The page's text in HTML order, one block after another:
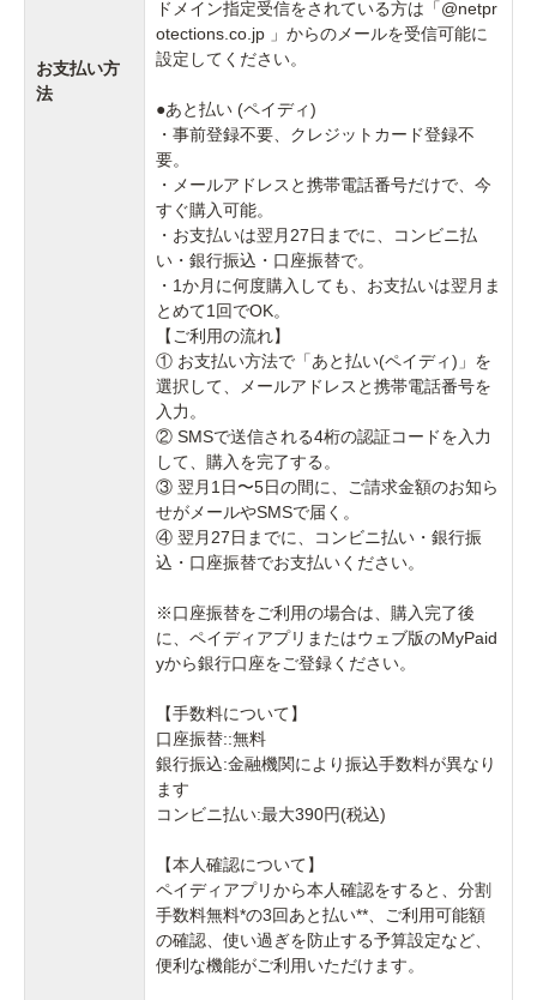
お支払い方
法
ドメイン指定受信をされている方は「@netpr
otections.co.jp 」からのメールを受信可能に
設定してください。
●あと払い (ペイディ)
・事前登録不要、クレジットカード登録不
要。
・メールアドレスと携帯電話番号だけで、今
すぐ購入可能。
・お支払いは翌月27日までに、コンビニ払
い・銀行振込・口座振替で。
・1か月に何度購入しても、お支払いは翌月ま
とめて1回でOK。
【ご利用の流れ】
① お支払い方法で「あと払い(ペイディ)」を
選択して、メールアドレスと携帯電話番号を
入力。
② SMSで送信される4桁の認証コードを入力
して、購入を完了する。
③ 翌月1日〜5日の間に、ご請求金額のお知ら
せがメールやSMSで届く。
④ 翌月27日までに、コンビニ払い・銀行振
込・口座振替でお支払いください。
※口座振替をご利用の場合は、購入完了後
に、ペイディアプリまたはウェブ版のMyPaid
yから銀行口座をご登録ください。
【手数料について】
口座振替::無料
銀行振込:金融機関により振込手数料が異なり
ます
コンビニ払い:最大390円(税込)
【本人確認について】
ペイディアプリから本人確認をすると、分割
手数料無料*の3回あと払い**、ご利用可能額
の確認、使い過ぎを防止する予算設定など、
便利な機能がご利用いただけます。